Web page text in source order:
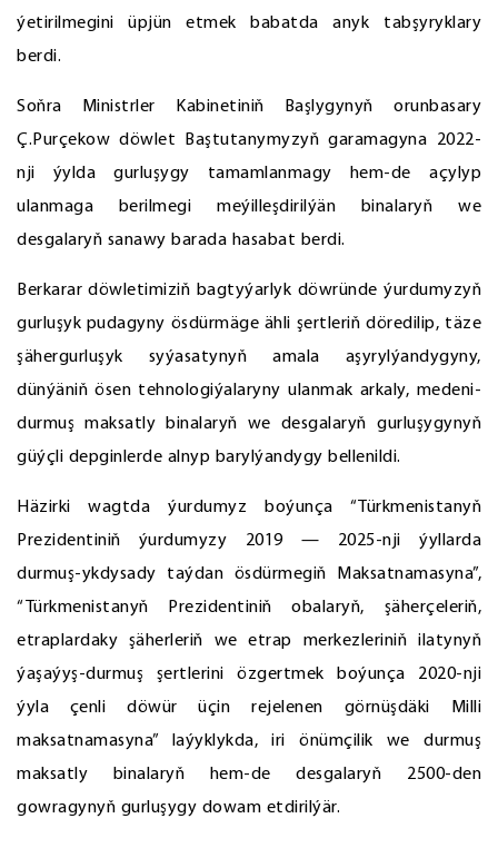
ýetirilmegini üpjün etmek babatda anyk tabşyryklary
berdi.
Soňra Ministrler Kabinetiniň Başlygynyň orunbasary
Ç.Purçekow döwlet Baştutanymyzyň garamagyna 2022-
nji ýylda gurluşygy tamamlanmagy hem-de açylyp
ulanmaga berilmegi meýilleşdirilýän binalaryň we
desgalaryň sanawy barada hasabat berdi.
Berkarar döwletimiziň bagtyýarlyk döwründe ýurdumyzyň
gurluşyk pudagyny ösdürmäge ähli şertleriň döredilip, täze
şähergurluşyk syýasatynyň amala aşyrylýandygyny,
dünýäniň ösen tehnologiýalaryny ulanmak arkaly, medeni-
durmuş maksatly binalaryň we desgalaryň gurluşygynyň
güýçli depginlerde alnyp barylýandygy bellenildi.
Häzirki wagtda ýurdumyz boýunça “Türkmenistanyň
Prezidentiniň ýurdumyzy 2019 — 2025-nji ýyllarda
durmuş-ykdysady taýdan ösdürmegiň Maksatnamasyna”,
“Türkmenistanyň Prezidentiniň obalaryň, şäherçeleriň,
etraplardaky şäherleriň we etrap merkezleriniň ilatynyň
ýaşaýyş-durmuş şertlerini özgertmek boýunça 2020-nji
ýyla çenli döwür üçin rejelenen görnüşdäki Milli
maksatnamasyna” laýyklykda, iri önümçilik we durmuş
maksatly binalaryň hem-de desgalaryň 2500-den
gowragynyň gurluşygy dowam etdirilýär.